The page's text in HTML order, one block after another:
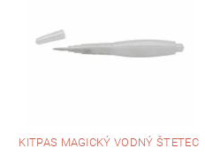
KITPAS MAGICKÝ VODNÝ ŠTETEC